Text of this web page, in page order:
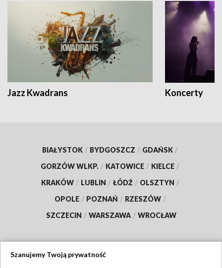
Jazz Kwadrans Koncerty
BIAŁYSTOK / BYDGOSZCZ / GDAŃSK /
GORZÓW WLKP. / KATOWICE / KIELCE /
KRAKÓW / LUBLIN / ŁÓDŹ / OLSZTYN /
OPOLE / POZNAŃ / RZESZÓW /
SZCZECIN / WARSZAWA / WROCŁAW
Szanujemy Twoją prywatność